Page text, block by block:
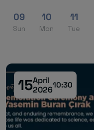
09
Sun
10
Mon
11
Tue
15April
202610:30